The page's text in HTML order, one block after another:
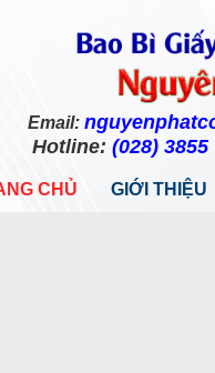
Email:
Hotline: (028) 3855
CHỦ GIỚI THIỆU